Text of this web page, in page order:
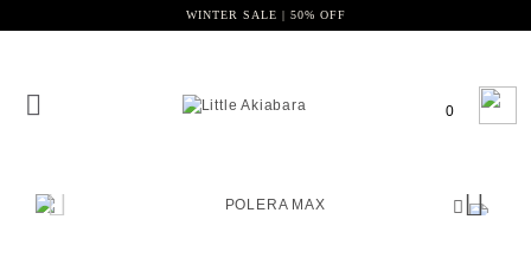
WINTER SALE | 50% OFF
0